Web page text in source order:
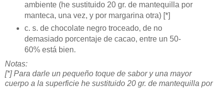
ambiente (he sustituido 20 gr. de mantequilla por
manteca, una vez, y por margarina otra) [*]
c. s. de chocolate negro troceado, de no
demasiado porcentaje de cacao, entre un 50-
60% está bien.
Notas:
[*] Para darle un pequeño toque de sabor y una mayor
cuerpo a la superficie he sustituido 20 gr. de mantequilla por